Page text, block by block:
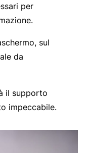
per
sul
da
il supporto
impeccabile.